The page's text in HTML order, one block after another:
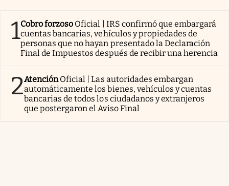
1Cobro forzoso Oficial | IRS confirmó que embargará
cuentas bancarias, vehículos y propiedades de
personas que no hayan presentado la Declaración
Final de Impuestos después de recibir una herencia
2AtenciónOficial | Las autoridades embargan
automáticamente los bienes, vehículos y cuentas
bancarias de todos los ciudadanos y extranjeros
que postergaron el Aviso Final